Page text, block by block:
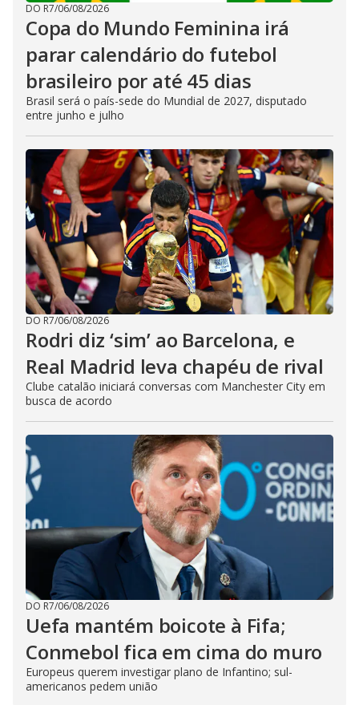
DO R7/06/08/2026
Copa do Mundo Feminina irá
parar calendário do futebol
brasileiro por até 45 dias
Brasil será o país-sede do Mundial de 2027, disputado
entre junho e julho
DO R7/06/08/2026
Rodri diz ‘sim’ ao Barcelona, e
Real Madrid leva chapéu de rival
Clube catalão iniciará conversas com Manchester City em
busca de acordo
DO R7/06/08/2026
Uefa mantém boicote à Fifa;
Conmebol fica em cima do muro
Europeus querem investigar plano de Infantino; sul-
americanos pedem união